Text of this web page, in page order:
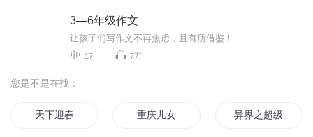
3—6年级作文
让孩子们写作文不再焦虑，且有所借鉴！
17 7万
您是不是在找：
天下迎春 重庆儿女 异界之超级抽奖